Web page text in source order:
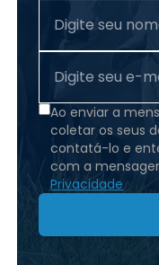
Ao enviar a
coletar os seus
contatá-lo e
com a
Privacidade